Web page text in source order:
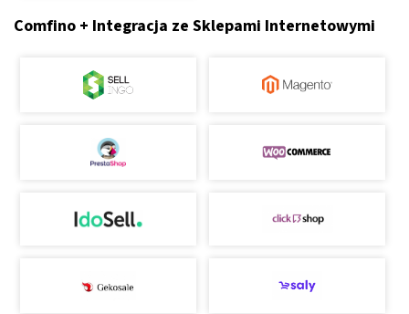
Comfino + Integracja ze Sklepami Internetowymi